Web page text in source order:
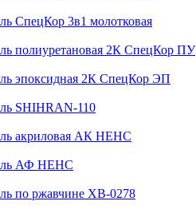
СпецКор 3в1 молотковая
полиуретановая 2К СпецКор ПУ
эпоксидная 2К СпецКор ЭП
SHIHRAN-110
акриловая АК НЕНС
АФ НЕНС
по ржавчине ХВ-0278